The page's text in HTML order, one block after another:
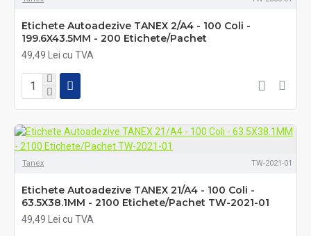
Etichete Autoadezive TANEX 2/A4 - 100 Coli -
199.6X43.5MM - 200 Etichete/Pachet
49,49 Lei cu TVA
Tanex TW-2021-01
Etichete Autoadezive TANEX 21/A4 - 100 Coli -
63.5X38.1MM - 2100 Etichete/Pachet TW-2021-01
49,49 Lei cu TVA